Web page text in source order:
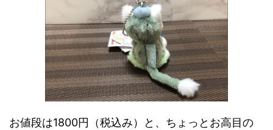
お値段は1800円（税込み）と、ちょっとお高目の